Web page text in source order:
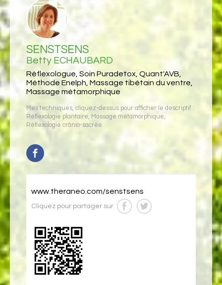
SENSTSENS
Betty ECHAUBARD
Réflexologue, Soin Puradetox, Quant'AVB,
Méthode Enelph, Massage tibétain du ventre,
Massage métamorphique
Mes techniques, cliquez-dessus pour afficher le descriptif :
Réflexologie plantaire, Massage métamorphique,
Réflexologie crânio-sacrée
www.theraneo.com/senstsens
Cliquez pour partager sur